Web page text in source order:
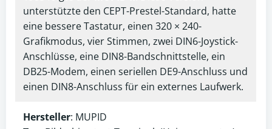
unterstützte den CEPT-Prestel-Standard, hatte
eine bessere Tastatur, einen 320 × 240-
Grafikmodus, vier Stimmen, zwei DIN6-Joystick-
Anschlüsse, eine DIN8-Bandschnittstelle, ein
DB25-Modem, einen seriellen DE9-Anschluss und
einen DIN8-Anschluss für ein externes Laufwerk.
Hersteller: MUPID